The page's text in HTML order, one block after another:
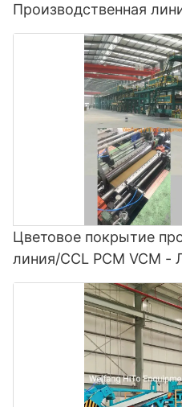
Производственная
Цветовое покрытие
линия/CCL PCM VCM -
покрытия и CCL